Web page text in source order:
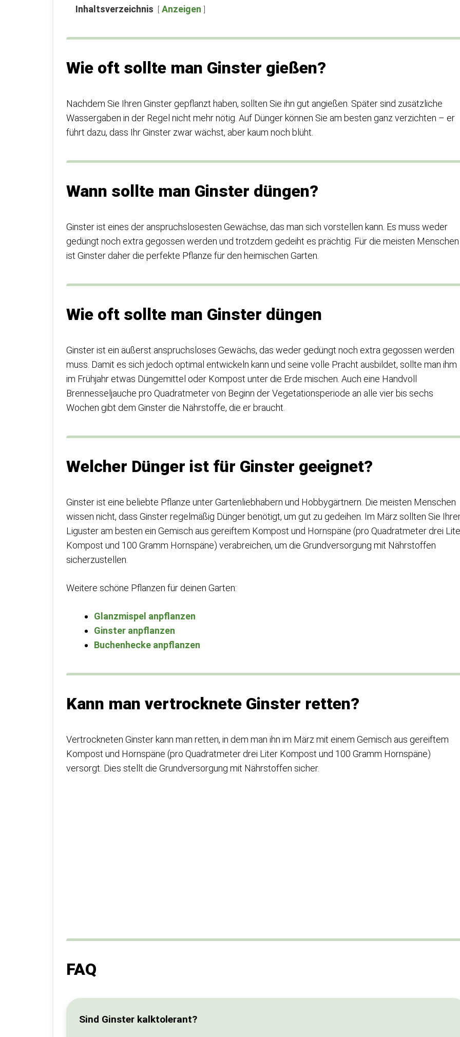
Inhaltsverzeichnis Anzeigen
Wie oft sollte man Ginster gießen?
Nachdem Sie Ihren Ginster gepflanzt haben, sollten Sie ihn gut angießen. Später sind zusätzliche
Wassergaben in der Regel nicht mehr nötig. Auf Dünger können Sie am besten ganz verzichten – er
führt dazu, dass Ihr Ginster zwar wächst, aber kaum noch blüht.
Wann sollte man Ginster düngen?
Ginster ist eines der anspruchslosesten Gewächse, das man sich vorstellen kann. Es muss weder
gedüngt noch extra gegossen werden und trotzdem gedeiht es prächtig. Für die meisten Menschen
ist Ginster daher die perfekte Pflanze für den heimischen Garten.
Wie oft sollte man Ginster düngen
Ginster ist ein äußerst anspruchsloses Gewächs, das weder gedüngt noch extra gegossen werden
muss. Damit es sich jedoch optimal entwickeln kann und seine volle Pracht ausbildet, sollte man ihm
im Frühjahr etwas Düngemittel oder Kompost unter die Erde mischen. Auch eine Handvoll
Brennesseljauche pro Quadratmeter von Beginn der Vegetationsperiode an alle vier bis sechs
Wochen gibt dem Ginster die Nährstoffe, die er braucht.
Welcher Dünger ist für Ginster geeignet?
Ginster ist eine beliebte Pflanze unter Gartenliebhabern und Hobbygärtnern. Die meisten Menschen
wissen nicht, dass Ginster regelmäßig Dünger benötigt, um gut zu gedeihen. Im März sollten Sie
Liguster am besten ein Gemisch aus gereiftem Kompost und Hornspäne (pro Quadratmeter drei
Kompost und 100 Gramm Hornspäne) verabreichen, um die Grundversorgung mit Nährstoffen
sicherzustellen.
Weitere schöne Pflanzen für deinen Garten:
Glanzmispel anpflanzen
Ginster anpflanzen
Buchenhecke anpflanzen
Kann man vertrocknete Ginster retten?
Vertrockneten Ginster kann man retten, in dem man ihn im März mit einem Gemisch aus gereiftem
Kompost und Hornspäne (pro Quadratmeter drei Liter Kompost und 100 Gramm Hornspäne)
versorgt. Dies stellt die Grundversorgung mit Nährstoffen sicher.
FAQ
Sind Ginster kalktolerant?